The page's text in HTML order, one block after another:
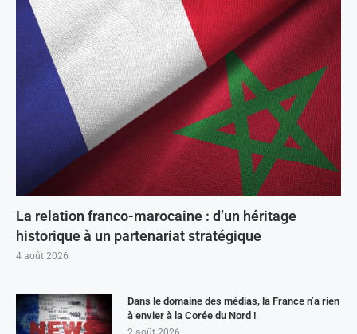
La relation franco-marocaine : d’un héritage
historique à un partenariat stratégique
4 août 2026
Dans le domaine des médias, la France n’a rien
à envier à la Corée du Nord !